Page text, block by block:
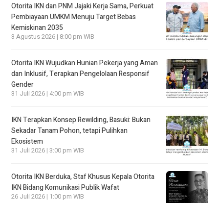
Otorita IKN dan PNM Jajaki Kerja Sama, Perkuat
Pembiayaan UMKM Menuju Target Bebas
Kemiskinan 2035
3 Agustus 2026 | 8:00 pm WIB
Otorita IKN Wujudkan Hunian Pekerja yang Aman
dan Inklusif, Terapkan Pengelolaan Responsif
Gender
31 Juli 2026 | 4:00 pm WIB
IKN Terapkan Konsep Rewilding, Basuki: Bukan
Sekadar Tanam Pohon, tetapi Pulihkan
Ekosistem
31 Juli 2026 | 3:00 pm WIB
Otorita IKN Berduka, Staf Khusus Kepala Otorita
IKN Bidang Komunikasi Publik Wafat
26 Juli 2026 | 1:00 pm WIB